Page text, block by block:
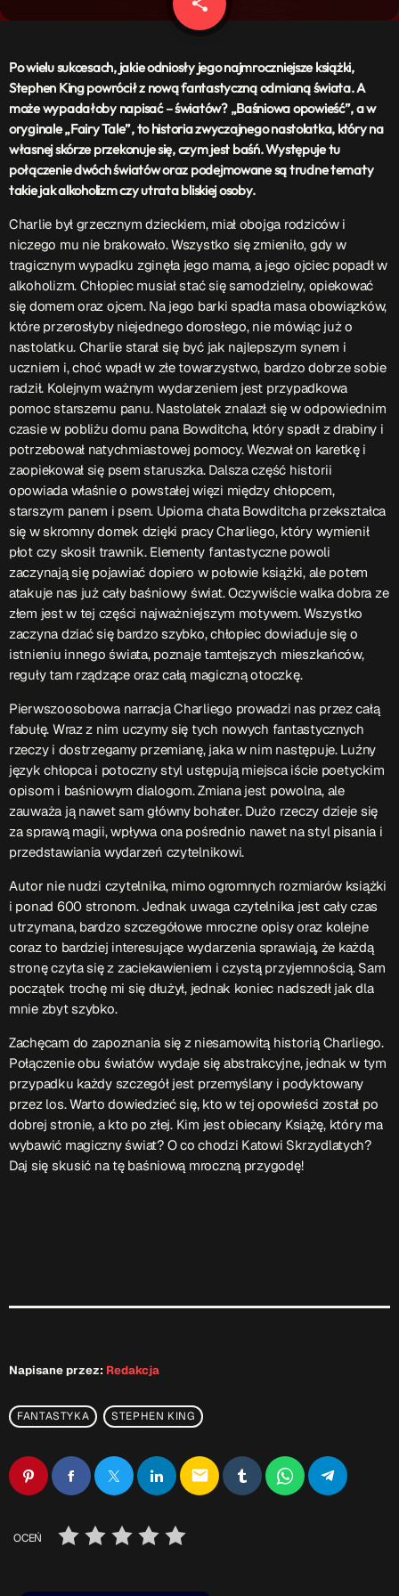
O nas
EKIPA
Rekrutacja Fraszka
Podcasty
Przydatne linki
Strona UJK
Klub WSPAK
Wirtualna Uczelnia
Biuro Karier
Punkt Interwencji Kryzysowej
Przydatne informacje
O nas– jedyna w Kielcach studencka stacja radiowa.
Projekt ruszył w październiku 2015 roku z inicjatywy
kieleckich studentów Czytaj.wiecej…
Patronat medialny Radia Fraszka– regulamin, logotypy,
itp.Czytaj więcej…
Wyszukaj
ON AIR
Upcoming shows
TOP CHART
Po wielu sukcesach, jakie odniosły jego najmroczniejsze książki,
Stephen King powrócił z nową fantastyczną odmianą świata. A
może wypadałoby napisać – światów? „Baśniowa opowieść”, a w
oryginale „Fairy Tale”, to historia zwyczajnego nastolatka, który na
własnej skórze przekonuje się, czym jest baśń. Występuje tu
połączenie dwóch światów oraz podejmowane są trudne tematy
takie jak alkoholizm czy utrata bliskiej osoby.
Charlie był grzecznym dzieckiem, miał obojga rodziców i
niczego mu nie brakowało. Wszystko się zmieniło, gdy w
tragicznym wypadku zginęła jego mama, a jego ojciec popadł w
alkoholizm. Chłopiec musiał stać się samodzielny, opiekować
się domem oraz ojcem. Na jego barki spadła masa obowiązków,
które przerosłyby niejednego dorosłego, nie mówiąc już o
nastolatku. Charlie starał się być jak najlepszym synem i
uczniem i, choć wpadł w złe towarzystwo, bardzo dobrze sobie
radził. Kolejnym ważnym wydarzeniem jest przypadkowa
pomoc starszemu panu. Nastolatek znalazł się w odpowiednim
czasie w pobliżu domu pana Bowditcha, który spadł z drabiny i
potrzebował natychmiastowej pomocy. Wezwał on karetkę i
zaopiekował się psem staruszka. Dalsza część historii
opowiada właśnie o powstałej więzi między chłopcem,
starszym panem i psem. Upiorna chata Bowditcha przekształca
się w skromny domek dzięki pracy Charliego, który wymienił
płot czy skosił trawnik. Elementy fantastyczne powoli
zaczynają się pojawiać dopiero w połowie książki, ale potem
atakuje nas już cały baśniowy świat. Oczywiście walka dobra ze
złem jest w tej części najważniejszym motywem. Wszystko
zaczyna dziać się bardzo szybko, chłopiec dowiaduje się o
istnieniu innego świata, poznaje tamtejszych mieszkańców,
reguły tam rządzące oraz całą magiczną otoczkę.
Pierwszoosobowa narracja Charliego prowadzi nas przez całą
fabułę. Wraz z nim uczymy się tych nowych fantastycznych
rzeczy i dostrzegamy przemianę, jaka w nim następuje. Luźny
język chłopca i potoczny styl ustępują miejsca iście poetyckim
opisom i baśniowym dialogom. Zmiana jest powolna, ale
zauważa ją nawet sam główny bohater. Dużo rzeczy dzieje się
za sprawą magii, wpływa ona pośrednio nawet na styl pisania i
przedstawiania wydarzeń czytelnikowi.
Autor nie nudzi czytelnika, mimo ogromnych rozmiarów książki
i ponad 600 stronom. Jednak uwaga czytelnika jest cały czas
utrzymana, bardzo szczegółowe mroczne opisy oraz kolejne
coraz to bardziej interesujące wydarzenia sprawiają, że każdą
stronę czyta się z zaciekawieniem i czystą przyjemnością. Sam
początek trochę mi się dłużył, jednak koniec nadszedł jak dla
mnie zbyt szybko.
Zachęcam do zapoznania się z niesamowitą historią Charliego.
Połączenie obu światów wydaje się abstrakcyjne, jednak w tym
przypadku każdy szczegół jest przemyślany i podyktowany
przez los. Warto dowiedzieć się, kto w tej opowieści został po
dobrej stronie, a kto po złej. Kim jest obiecany Książę, który ma
wybawić magiczny świat? O co chodzi Katowi Skrzydlatych?
Daj się skusić na tę baśniową mroczną przygodę!
Napisane przez: Redakcja
FANTASTYKA STEPHEN KING
email
OCEŃ